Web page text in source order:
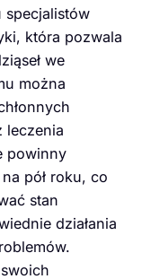
specjalistów
która pozwala
we
można
leczenia
powinny
pół roku, co
stan
działania